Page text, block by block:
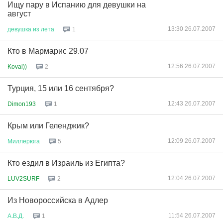
Ищу пару в Испанию для девушки на
август
девушка из лета 1 13:30 26.07.2007
Кто в Мармарис 29.07
Koval)) 2 12:56 26.07.2007
Турция, 15 или 16 сентября?
Dimon193 1 12:43 26.07.2007
Крым или Геленджик?
Миллерюга 5 12:09 26.07.2007
Кто ездил в Израиль из Египта?
LUV2SURF 2 12:04 26.07.2007
Из Новороссийска в Адлер
А В Д 1 11:54 26.07.2007